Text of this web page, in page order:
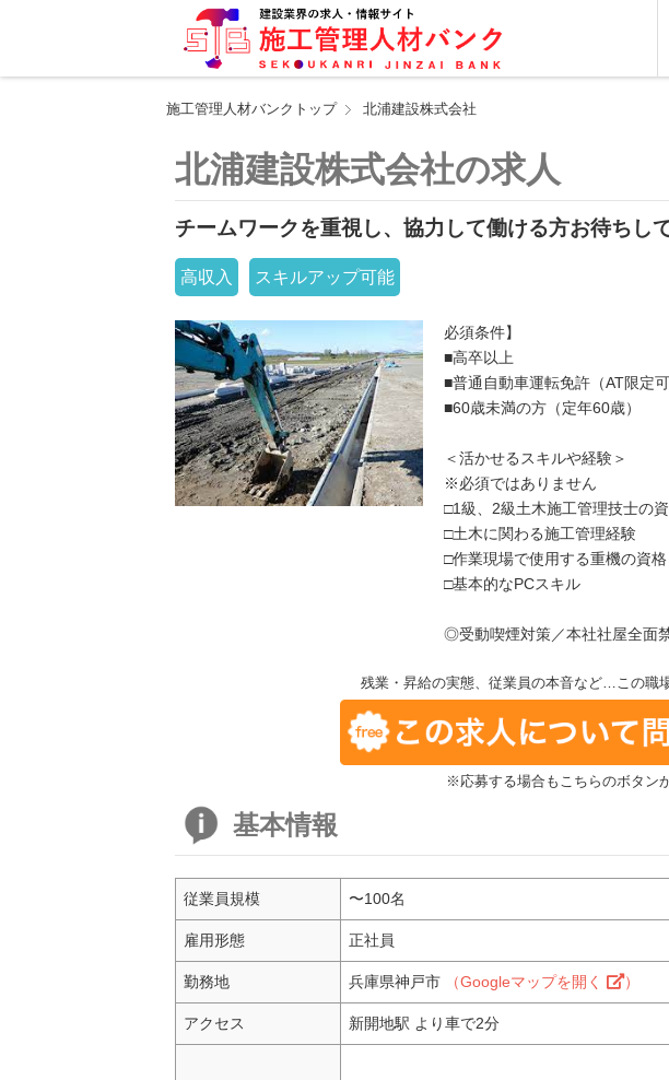
施工管理人材バンクトップ 北浦建設株式会社
北浦建設株式会社の求人
チームワークを重視し、協力して働ける方お待ちし
高収入 スキルアップ可能
必須条件】
■高卒以上
■普通自動車運転免許（AT限定可
■60歳未満の方（定年60歳）
＜活かせるスキルや経験＞
※必須ではありません
□1級、2級土木施工管理技士の
□土木に関わる施工管理経験
□作業現場で使用する重機の資格
□基本的なPCスキル
◎受動喫煙対策／本社社屋全面
残業・昇給の実態、従業員の本音など…この職
※応募する場合もこちらのボタン
基本情報
従業員規模 〜100名
雇用形態 正社員
勤務地 兵庫県神戸市 （Googleマップを開く ）
アクセス 新開地駅 より車で2分